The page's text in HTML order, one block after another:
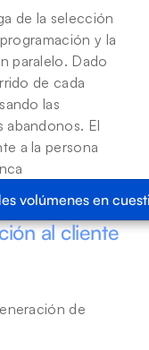
de la selección
y la
paralelo. Dado
de cada
las
abandonos. El
a la persona
volúmenes en
al cliente
de